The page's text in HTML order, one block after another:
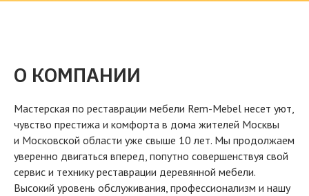
О КОМПАНИИ
Мастерская по реставрации мебели Rem-Mebel несет уют,
чувство престижа и комфорта в дома жителей Москвы
и Московской области уже свыше 10 лет. Мы продолжаем
уверенно двигаться вперед, попутно совершенствуя свой
сервис и технику реставрации деревянной мебели.
Высокий уровень обслуживания, профессионализм и нашу